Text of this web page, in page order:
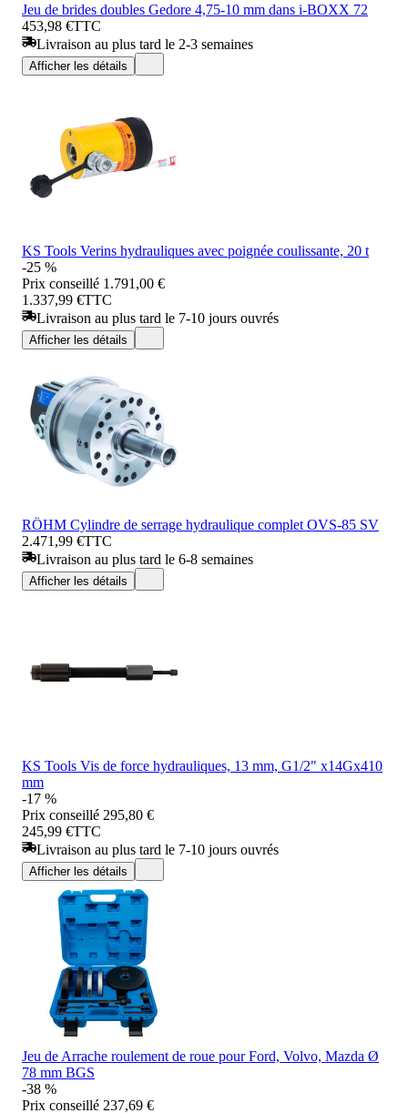
Jeu de brides doubles Gedore 4,75-10 mm dans i-BOXX 72
453,98 €TTC
Livraison au plus tard le 2-3 semaines
Afficher les détails
KS Tools Verins hydrauliques avec poignée coulissante, 20 t
-25 %
Prix conseillé 1.791,00 €
1.337,99 €TTC
Livraison au plus tard le 7-10 jours ouvrés
Afficher les détails
RÖHM Cylindre de serrage hydraulique complet OVS-85 SV
2.471,99 €TTC
Livraison au plus tard le 6-8 semaines
Afficher les détails
KS Tools Vis de force hydrauliques, 13 mm, G1/2" x14Gx410
mm
-17 %
Prix conseillé 295,80 €
245,99 €TTC
Livraison au plus tard le 7-10 jours ouvrés
Afficher les détails
Jeu de Arrache roulement de roue pour Ford, Volvo, Mazda Ø
78 mm BGS
-38 %
Prix conseillé 237,69 €